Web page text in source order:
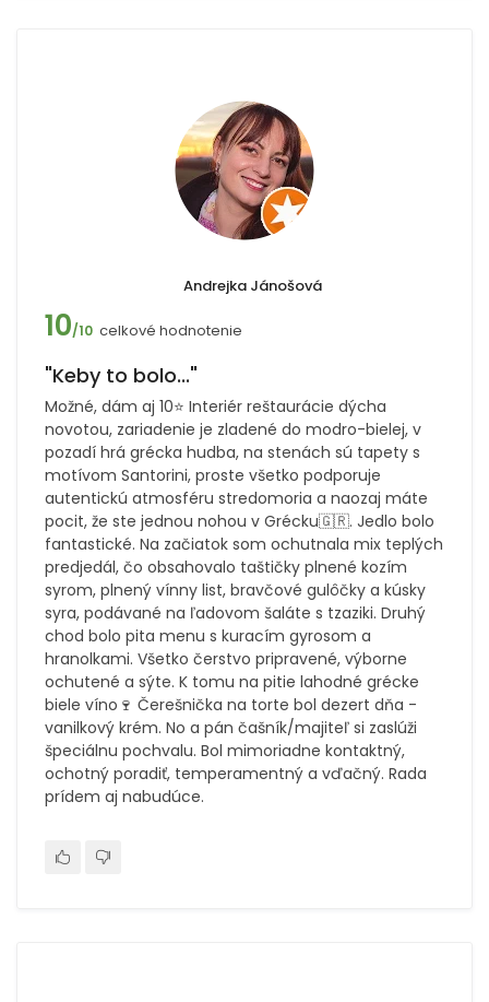
Andrejka Jánošová
10/10 celkové hodnotenie
"Keby to bolo..."
Možné, dám aj 10⭐ Interiér reštaurácie dýcha
novotou, zariadenie je zladené do modro-bielej, v
pozadí hrá grécka hudba, na stenách sú tapety s
motívom Santorini, proste všetko podporuje
autentickú atmosféru stredomoria a naozaj máte
pocit, že ste jednou nohou v Grécku🇬🇷. Jedlo bolo
fantastické. Na začiatok som ochutnala mix teplých
predjedál, čo obsahovalo taštičky plnené kozím
syrom, plnený vínny list, bravčové gulôčky a kúsky
syra, podávané na ľadovom šaláte s tzaziki. Druhý
chod bolo pita menu s kuracím gyrosom a
hranolkami. Všetko čerstvo pripravené, výborne
ochutené a sýte. K tomu na pitie lahodné grécke
biele víno🍷 Čerešnička na torte bol dezert dňa -
vanilkový krém. No a pán čašník/majiteľ si zaslúži
špeciálnu pochvalu. Bol mimoriadne kontaktný,
ochotný poradiť, temperamentný a vďačný. Rada
prídem aj nabudúce.